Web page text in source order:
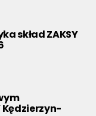
skład ZAKSY